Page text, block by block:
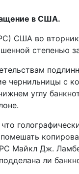
в США.
США во
степенью
чернильницы с
углу
Майкл Дж.
ли